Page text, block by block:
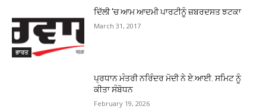
ਭਾਰਤ
ਦਿੱਲੀ ‘ਚ ਆਮ ਆਦਮੀ ਪਾਰਟੀਨੂੰ ਜ਼ਬਰਦਸਤ ਝਟਕਾ
March 31, 2017
ਪ੍ਰਧਾਨ ਮੰਤਰੀ ਨਰਿੰਦਰ ਮੋਦੀ ਨੇ ਏ.ਆਈ. ਸਮਿਟ ਨੂੰ
ਕੀਤਾ ਸੰਬੋਧਨ
February 19, 2026